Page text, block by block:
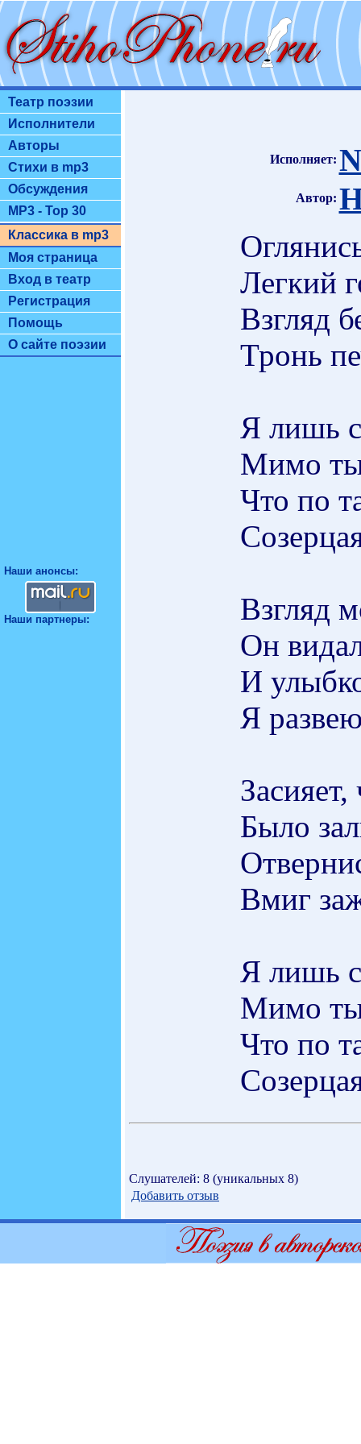
Театр поэзии
Исполнители
Авторы
Стихи в mp3
Обсуждения
MP3 - Top 30
Классика в mp3
Моя страница
Вход в театр
Регистрация
Помощь
О сайте поэзии
Наши анонсы:
Наши партнеры:
Исполняет:
Автор:
Легкий
Взгляд
Тронь
Я лишь
Мимо
Что по
Взгляд
Он
И
Я
Было
Вмиг
Я лишь
Мимо
Что по
Слушателей: 8 (уникальных 8)
Добавить отзыв